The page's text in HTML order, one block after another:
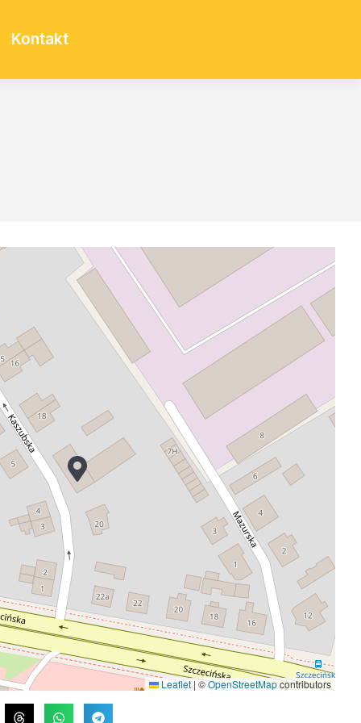
Kontakt
Leaflet |©OpenStreetMapcontributors